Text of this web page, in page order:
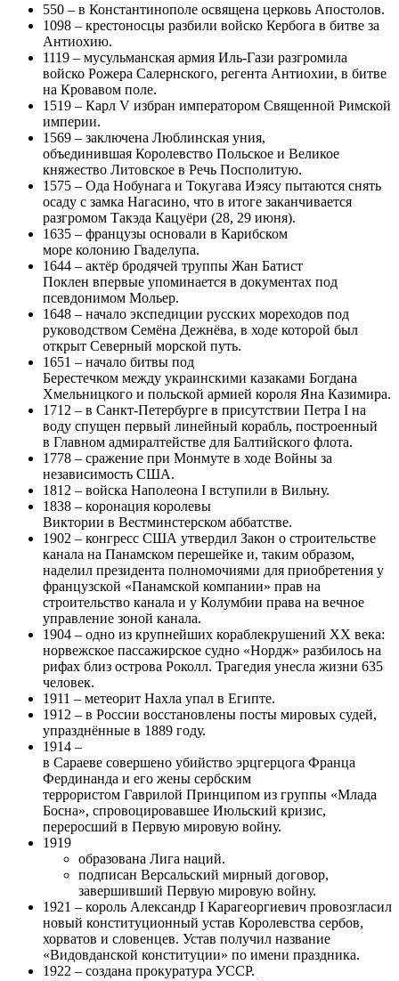
550 – в Константинополе освящена церковь Апостолов.
1098 – крестоносцы разбили войско Кербога в битве за
Антиохию.
1119 – мусульманская армия Иль-Гази разгромила
войско Рожера Салернского, регента Антиохии, в битве
на Кровавом поле.
1519 – Карл V избран императором Священной Римской
империи.
1569 – заключена Люблинская уния,
объединившая Королевство Польское и Великое
княжество Литовское в Речь Посполитую.
1575 – Ода Нобунага и Токугава Иэясу пытаются снять
осаду с замка Нагасино, что в итоге заканчивается
разгромом Такэда Кацуёри (28, 29 июня).
1635 – французы основали в Карибском
море колонию Гваделупа.
1644 – актёр бродячей труппы Жан Батист
Поклен впервые упоминается в документах под
псевдонимом Мольер.
1648 – начало экспедиции русских мореходов под
руководством Семёна Дежнёва, в ходе которой был
открыт Северный морской путь.
1651 – начало битвы под
Берестечком между украинскими казаками Богдана
Хмельницкого и польской армией короля Яна Казимира.
1712 – в Санкт-Петербурге в присутствии Петра I на
воду спущен первый линейный корабль, построенный
в Главном адмиралтействе для Балтийского флота.
1778 – сражение при Монмуте в ходе Войны за
независимость США.
1812 – войска Наполеона I вступили в Вильну.
1838 – коронация королевы
Виктории в Вестминстерском аббатстве.
1902 – конгресс США утвердил Закон о строительстве
канала на Панамском перешейке и, таким образом,
наделил президента полномочиями для приобретения у
французской «Панамской компании» прав на
строительство канала и у Колумбии права на вечное
управление зоной канала.
1904 – одно из крупнейших кораблекрушений XX века:
норвежское пассажирское судно «Нордж» разбилось на
рифах близ острова Роколл. Трагедия унесла жизни 635
человек.
1911 – метеорит Нахла упал в Египте.
1912 – в России восстановлены посты мировых судей,
упразднённые в 1889 году.
1914 –
в Сараеве совершено убийство эрцгерцога Франца
Фердинанда и его жены сербским
террористом Гаврилой Принципом из группы «Млада
Босна», спровоцировавшее Июльский кризис,
переросший в Первую мировую войну.
1919
образована Лига наций.
подписан Версальский мирный договор,
завершивший Первую мировую войну.
1921 – король Александр I Карагеоргиевич провозгласил
новый конституционный устав Королевства сербов,
хорватов и словенцев. Устав получил название
«Видовданской конституции» по имени праздника.
1922 – создана прокуратура УССР.